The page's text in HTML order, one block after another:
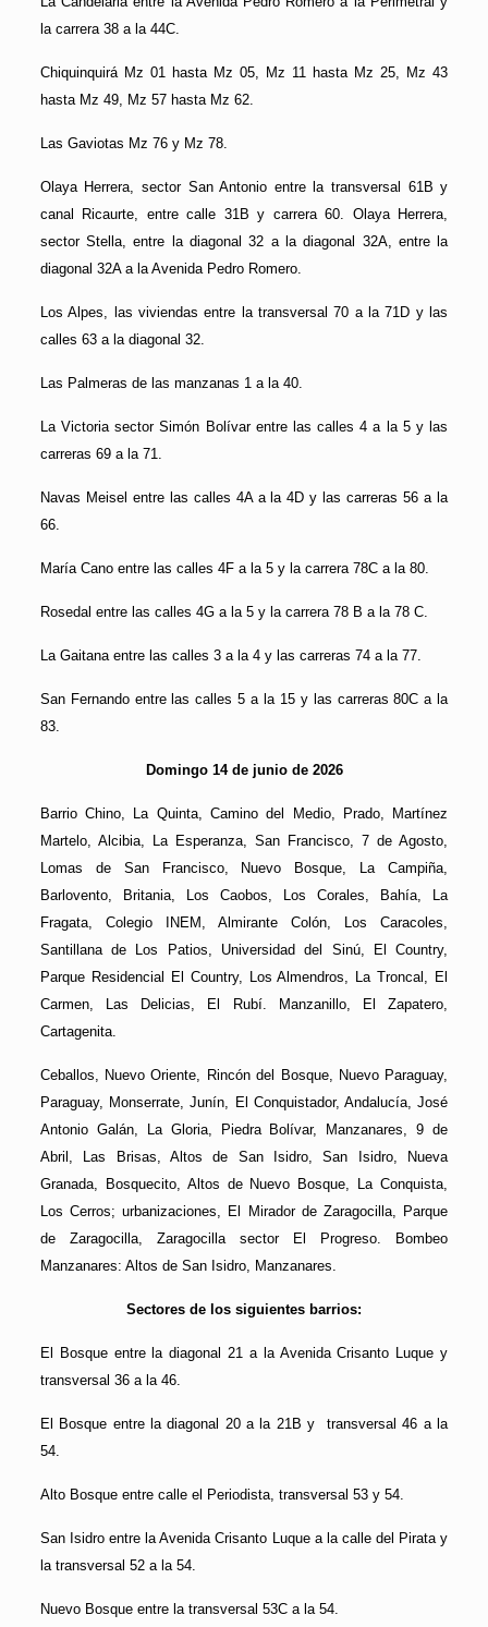
la carrera 38 a la 44C.
Chiquinquirá Mz 01 hasta Mz 05, Mz 11 hasta Mz 25, Mz 43
hasta Mz 49, Mz 57 hasta Mz 62.
Las Gaviotas Mz 76 y Mz 78.
Olaya Herrera, sector San Antonio entre la transversal 61B y
canal Ricaurte, entre calle 31B y carrera 60. Olaya Herrera,
sector Stella, entre la diagonal 32 a la diagonal 32A, entre la
diagonal 32A a la Avenida Pedro Romero.
Los Alpes, las viviendas entre la transversal 70 a la 71D y las
calles 63 a la diagonal 32.
Las Palmeras de las manzanas 1 a la 40.
La Victoria sector Simón Bolívar entre las calles 4 a la 5 y las
carreras 69 a la 71.
Navas Meisel entre las calles 4A a la 4D y las carreras 56 a la
66.
María Cano entre las calles 4F a la 5 y la carrera 78C a la 80.
Rosedal entre las calles 4G a la 5 y la carrera 78 B a la 78 C.
La Gaitana entre las calles 3 a la 4 y las carreras 74 a la 77.
San Fernando entre las calles 5 a la 15 y las carreras 80C a la
83.
Domingo 14 de junio de 2026
Barrio Chino, La Quinta, Camino del Medio, Prado, Martínez
Martelo, Alcibia, La Esperanza, San Francisco, 7 de Agosto,
Lomas de San Francisco, Nuevo Bosque, La Campiña,
Barlovento, Britania, Los Caobos, Los Corales, Bahía, La
Fragata, Colegio INEM, Almirante Colón, Los Caracoles,
Santillana de Los Patios, Universidad del Sinú, El Country,
Parque Residencial El Country, Los Almendros, La Troncal, El
Carmen, Las Delicias, El Rubí. Manzanillo, El Zapatero,
Cartagenita.
Ceballos, Nuevo Oriente, Rincón del Bosque, Nuevo Paraguay,
Paraguay, Monserrate, Junín, El Conquistador, Andalucía, José
Antonio Galán, La Gloria, Piedra Bolívar, Manzanares, 9 de
Abril, Las Brisas, Altos de San Isidro, San Isidro, Nueva
Granada, Bosquecito, Altos de Nuevo Bosque, La Conquista,
Los Cerros; urbanizaciones, El Mirador de Zaragocilla, Parque
de Zaragocilla, Zaragocilla sector El Progreso. Bombeo
Manzanares: Altos de San Isidro, Manzanares.
Sectores de los siguientes barrios:
El Bosque entre la diagonal 21 a la Avenida Crisanto Luque y
transversal 36 a la 46.
El Bosque entre la diagonal 20 a la 21B y transversal 46 a la
54.
Alto Bosque entre calle el Periodista, transversal 53 y 54.
San Isidro entre la Avenida Crisanto Luque a la calle del Pirata y
la transversal 52 a la 54.
Nuevo Bosque entre la transversal 53C a la 54.